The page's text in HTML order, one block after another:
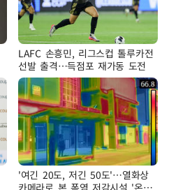
LAFC 손흥민, 리그스컵 톨루카전
선발 출격…득점포 재가동 도전
'여긴 20도, 저긴 50도'…열화상